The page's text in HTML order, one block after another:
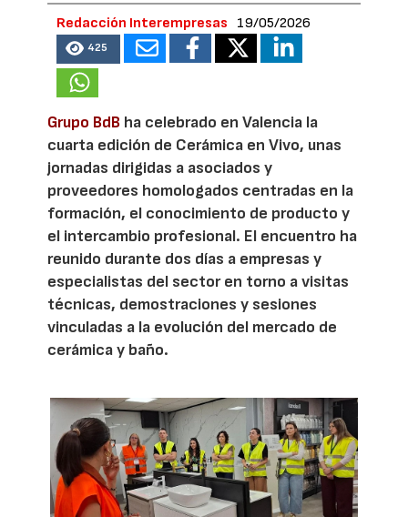
Redacción Interempresas 19/05/2026
425
Grupo BdB ha celebrado en Valencia la
cuarta edición de Cerámica en Vivo, unas
jornadas dirigidas a asociados y
proveedores homologados centradas en la
formación, el conocimiento de producto y
el intercambio profesional. El encuentro ha
reunido durante dos días a empresas y
especialistas del sector en torno a visitas
técnicas, demostraciones y sesiones
vinculadas a la evolución del mercado de
cerámica y baño.